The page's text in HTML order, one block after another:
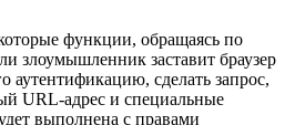
функции, обращаясь по
злоумышленник заставит браузер
аутентификацию, сделать запрос,
URL-адрес и специальные
выполнена с правами